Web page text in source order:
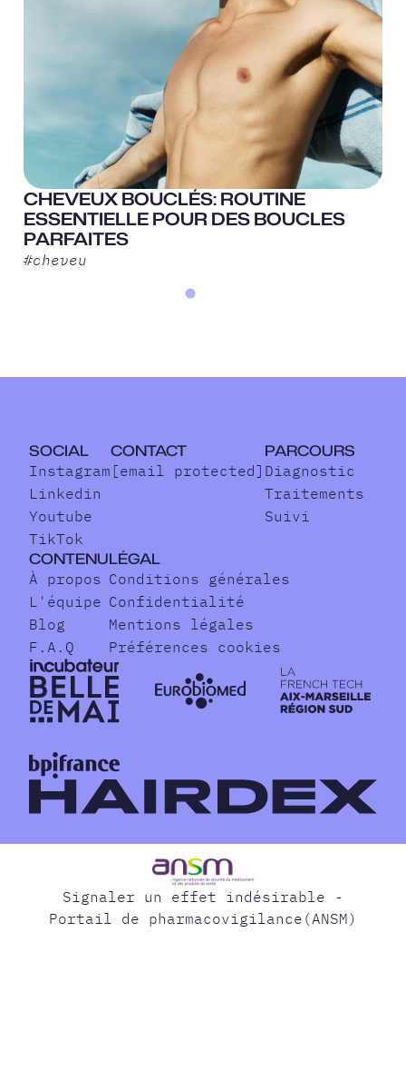
CHEVEUX BOUCLÉS: ROUTINE
ESSENTIELLE POUR DES BOUCLES
PARFAITES
#cheveu
SOCIAL
Instagram
Linkedin
Youtube
TikTok
CONTACT
[email protected]
PARCOURS
Diagnostic
Traitements
Suivi
CONTENU
À propos
L'équipe
Blog
F.A.Q
LÉGAL
Conditions générales
Confidentialité
Mentions légales
Préférences cookies
Signaler un effet indésirable -
Portail de pharmacovigilance(ANSM)